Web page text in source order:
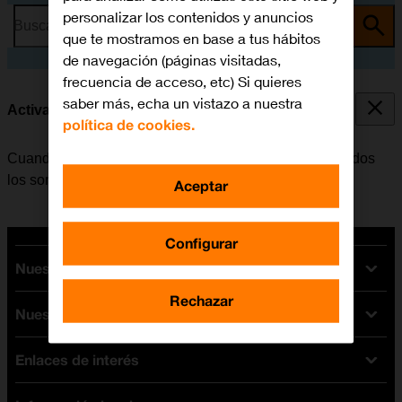
Busca por problema o tema
Activar o desactivar el modo silencioso
Cuando se activa el modo silencioso, se desactivan todos
los sonidos del móvil.
Nuestras tarifas
Tarifas Orange
Tarifas fibra y móvil
Tarifas móviles
Tarifas internet y fibra
Nuestros dispositivos
Ofertas en móviles
iPhone
Enlaces de interés
personalizar los contenidos y anuncios
que te mostramos en base a tus hábitos
de navegación (páginas visitadas,
frecuencia de acceso, etc) Si quieres
saber más, echa un vistazo a nuestra
política de cookies.
Configurar
Rechazar
Aceptar